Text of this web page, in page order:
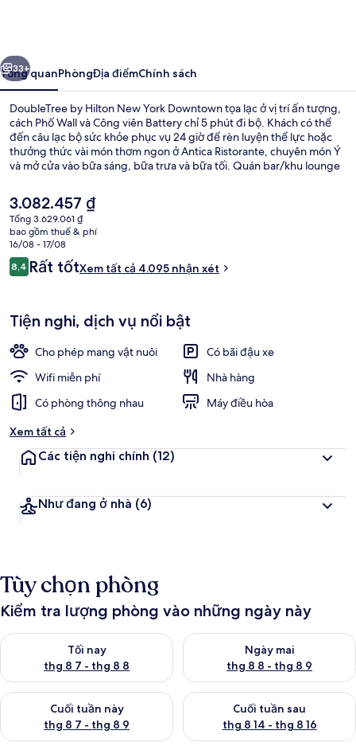
York
Downtown
Tiếp
33+
Tổng quanPhòngĐịa điểmChính sách
DoubleTree by Hilton New York Downtown tọa lạc ở vị trí ấn tượng,
cách Phố Wall và Công viên Battery chỉ 5 phút đi bộ. Khách có thể
đến câu lạc bộ sức khỏe phục vụ 24 giờ để rèn luyện thể lực hoặc
thưởng thức vài món thơm ngon ở Antica Ristorante, chuyên món Ý
và mở cửa vào bữa sáng, bữa trưa và bữa tối. Quán bar/khu lounge
trú được du khách yêu thích với đia điểm phù hợp ngắm cảnh cùng
vị trí gần các trạm giao thông công cộng với Ga Whitehall St. cách
chỉ vài bước đi bộ và Ga Bowling Green cũng chỉ cách khoảng 3
phút.
Giá
hiện
tại
là
3.082.457 ₫
3.082.457 ₫
Tổng 3.629.061 ₫
bao gồm thuế & phí
16/08 - 17/08
Nhận
xét
8,48,4 trên 10,
Rất tốtXem tất cả 4.095 nhận xét
Tiện nghi, dịch vụ nổi bật
Cho phép mang vật nuôi
Có bãi đậu xe
Wifi miễn phí
Nhà hàng
Có phòng thông nhau
Máy điều hòa
Xem tất cả
Các tiện nghi chính (12)
Như đang ở nhà (6)
Tùy chọn phòng
Kiểm tra lượng phòng vào những ngày này
Tối nay
thg 8 7 - thg 8 8
Kiểm tra lượng phòng tối nay từ thg 8 7 - thg 8 8
Ngày mai
thg 8 8 - thg 8 9
Kiểm tra lượng phòng ngày
Cuối tuần này
thg 8 7 - thg 8 9
Kiểm tra lượng phòng cuối tuần này từ thg 8 7 - thg 8 9
Cuối tuần sau
thg 8 14 - thg 8 16
Kiểm tra lượng phòng cuối